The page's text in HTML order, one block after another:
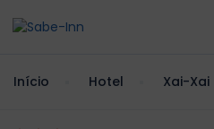
Início Hotel Xai-Xai